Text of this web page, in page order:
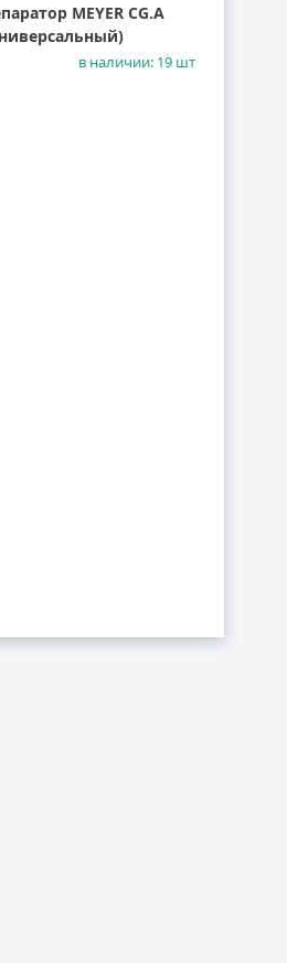
MEYER CG.A
в наличии: 19 шт